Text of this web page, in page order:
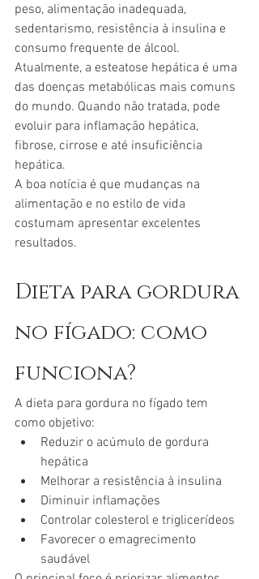
peso, alimentação inadequada,
sedentarismo, resistência à insulina e
consumo frequente de álcool.
Atualmente, a esteatose hepática é uma
das doenças metabólicas mais comuns
do mundo. Quando não tratada, pode
evoluir para inflamação hepática,
fibrose, cirrose e até insuficiência
hepática.
A boa notícia é que mudanças na
alimentação e no estilo de vida
costumam apresentar excelentes
resultados.
Dieta para gordura
no fígado: como
funciona?
A dieta para gordura no fígado tem
como objetivo:
Reduzir o acúmulo de gordura
hepática
Melhorar a resistência à insulina
Diminuir inflamações
Controlar colesterol e triglicerídeos
Favorecer o emagrecimento
saudável